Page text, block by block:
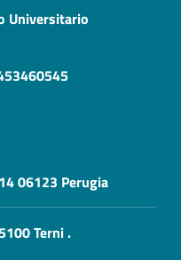
Universitario
06123 Perugia
Terni .